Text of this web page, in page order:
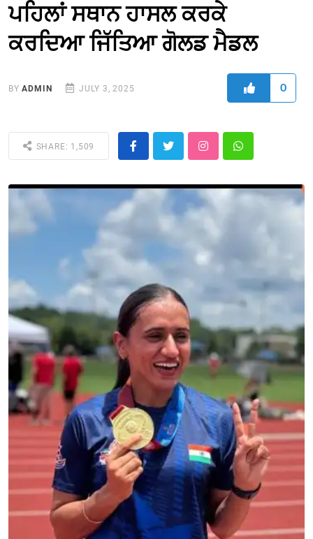
ਪਹਿਲਾਂ ਸਥਾਨ ਹਾਸਲ ਕਰਕੇ
ਕਰਦਿਆ ਜਿੱਤਿਆ ਗੋਲਡ ਮੈਡਲ
BYADMIN JULY 3, 2025 0
SHARE: 1,509